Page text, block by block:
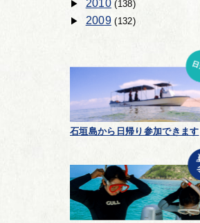
2010(138)
2009(132)
石垣島から日帰り参加できます